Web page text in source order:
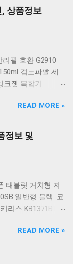
이밍 텐키리스 기
음적축 블랙. 체리
교체축 사이드
이비 CK01NV적축
BOARD 3.1 RGB
축 그레이 화이트
보드 구매를 고려
지 마세요. 다양
기계식키보드 같은
을 수 밖에 없습
펙 과 가격 을 꼼
, 상품정보
리필 호환 G2910
검노파빨 세
크젯 복합기
품 무한복합기 컬
터 상세정보참조.
드 카트리지
G3910
크 1개 GI990
정품무한 복합기
4색 추가증정. 캐
G4900
READ MORE »
정보 및
태블릿 거치형 저
일반형 블랙. 코
리스 KB1371BT
키리스 스모키 블
READ MORE »